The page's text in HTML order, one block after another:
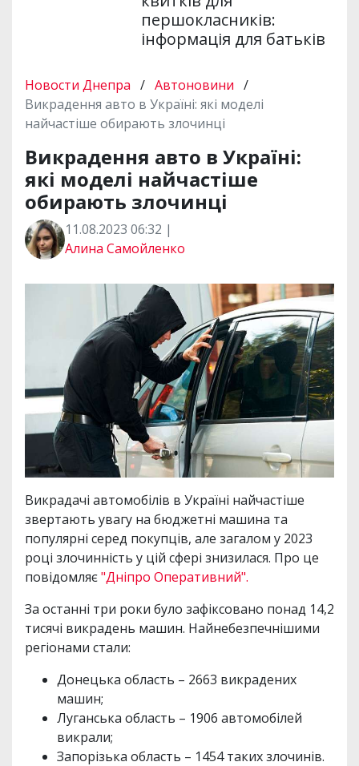
першокласників:
інформація для батьків
Новости Днепра / Автоновини /
Викрадення авто в Україні: які моделі
найчастіше обирають злочинці
Викрадення авто в Україні:
які моделі найчастіше
обирають злочинці
11.08.2023 06:32 |
Алина Самойленко
Викрадачі автомобілів в Україні найчастіше
звертають увагу на бюджетні машина та
популярні серед покупців, але загалом у 2023
році злочинність у цій сфері знизилася. Про це
повідомляє"Дніпро Оперативний".
За останні три роки було зафіксовано понад 14,2
тисячі викрадень машин. Найнебезпечнішими
регіонами стали:
Донецька область – 2663 викрадених
машин;
Луганська область – 1906 автомобілей
викрали;
Запорізька область – 1454 таких злочинів.